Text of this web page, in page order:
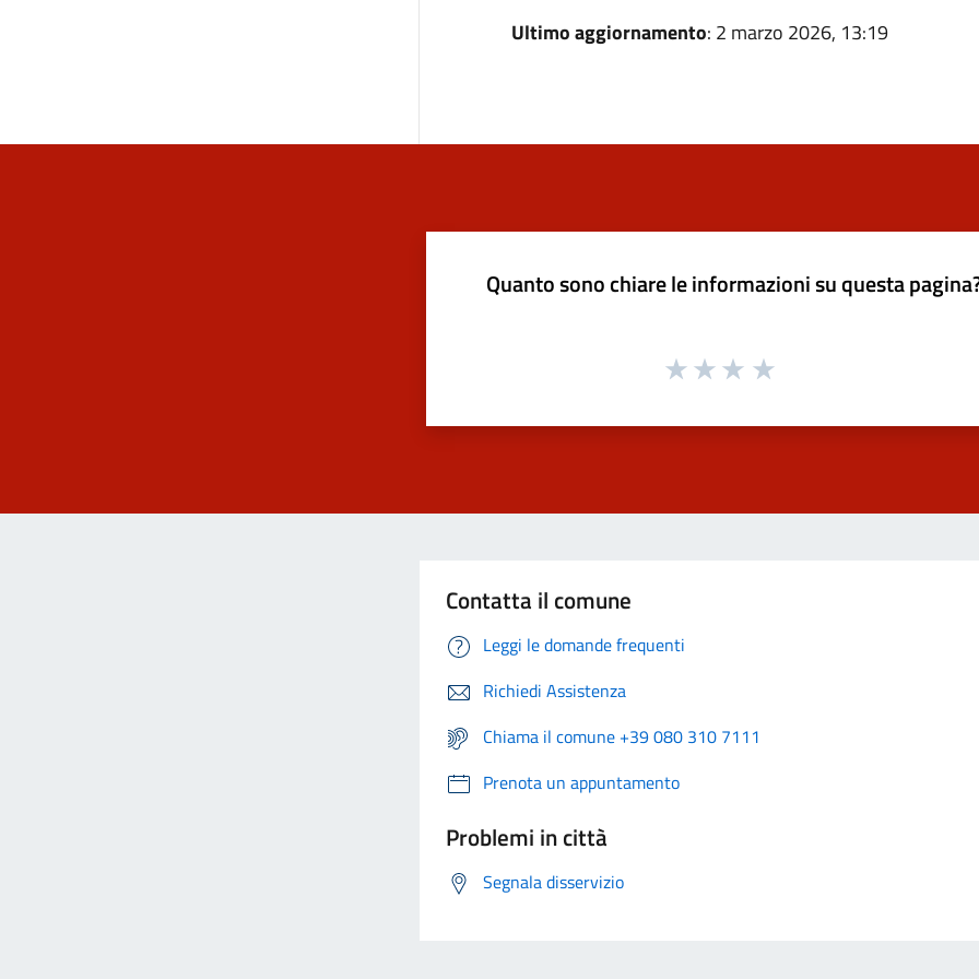
Ultimo aggiornamento: 2 marzo 2026, 13:19
Quanto sono chiare le informazioni su questa
Contatta il comune
Leggi le domande frequenti
Richiedi Assistenza
Chiama il comune +39 080 310 7111
Prenota un appuntamento
Problemi in città
Segnala disservizio